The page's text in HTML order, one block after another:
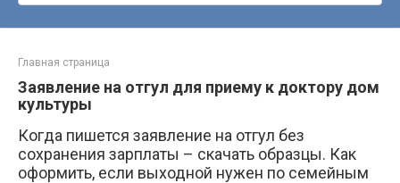
Главная страница
Заявление на отгул для приему к доктору дом
культуры
Когда пишется заявление на отгул без
сохранения зарплаты – скачать образцы. Как
оформить, если выходной нужен по семейным